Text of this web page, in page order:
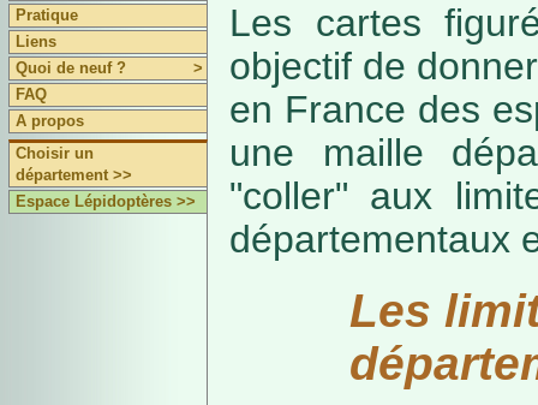
Pratique
Liens
Quoi de neuf ?
>
FAQ
A propos
Choisir un
département >>
Espace Lépidoptères >>
Les cartes
objectif de
en France des
une maille
"coller" aux
départementaux
Les